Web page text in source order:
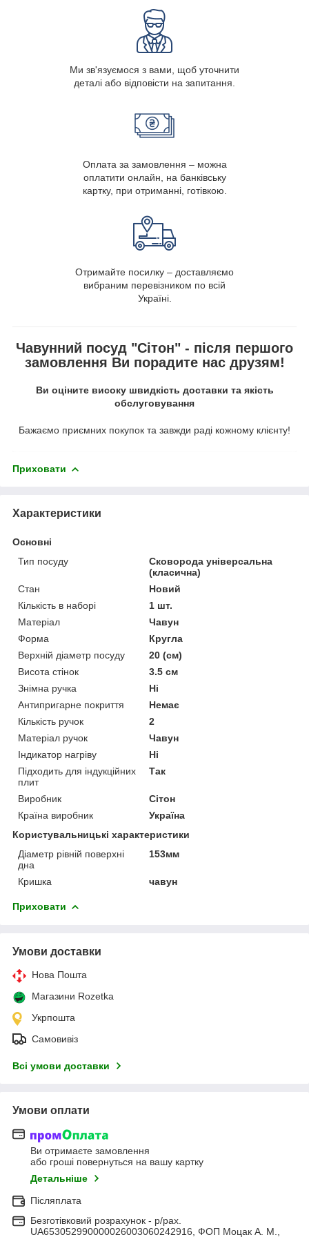
Ми зв'язуємося з вами, щоб уточнити
деталі або відповісти на запитання.
Оплата за замовлення – можна
оплатити онлайн, на банківську
картку, при отриманні, готівкою.
Отримайте посилку – доставляємо
вибраним перевізником по всій
Україні.
Чавунний посуд "Сітон" - після першого
замовлення Ви порадите нас друзям!
Ви оціните високу швидкість доставки та якість
обслуговування
Бажаємо приємних покупок та завжди раді кожному клієнту!
Приховати
Характеристики
Основні
Тип посуду
Сковорода універсальна
(класична)
Стан
Новий
Кількість в наборі
1 шт.
Матеріал
Чавун
Форма
Кругла
Верхній діаметр посуду
20 (см)
Висота стінок
3.5 см
Знімна ручка
Ні
Антипригарне покриття
Немає
Кількість ручок
2
Матеріал ручок
Чавун
Індикатор нагріву
Ні
Підходить для індукційних
плит
Так
Виробник
Сітон
Країна виробник
Україна
Користувальницькі характеристики
Діаметр рівній поверхні
дна
153мм
Кришка чавун
Приховати
Умови доставки
Нова Пошта
Магазини Rozetka
Укрпошта
Самовивіз
Всі умови доставки
Умови оплати
Ви отримаєте замовлення
або гроші повернуться на вашу картку
Детальніше
Післяплата
Безготівковий розрахунок - р/рах.
UA653052990000026003060242916, ФОП Моцак А. М.,